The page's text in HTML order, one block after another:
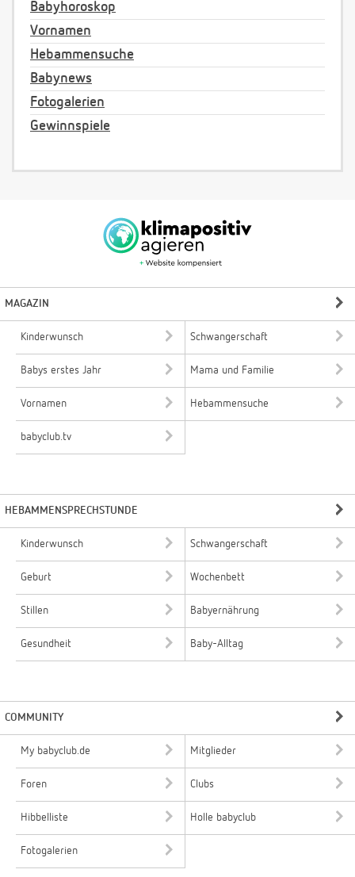
Babyhoroskop
Vornamen
Hebammensuche
Babynews
Fotogalerien
Gewinnspiele
MAGAZIN
Kinderwunsch Schwangerschaft
Babys erstes Jahr Mama und Familie
Vornamen Hebammensuche
babyclub.tv
HEBAMMENSPRECHSTUNDE
Kinderwunsch Schwangerschaft
Geburt Wochenbett
Stillen Babyernährung
Gesundheit Baby-Alltag
COMMUNITY
My babyclub.de Mitglieder
Foren Clubs
Hibbelliste Holle babyclub
Fotogalerien